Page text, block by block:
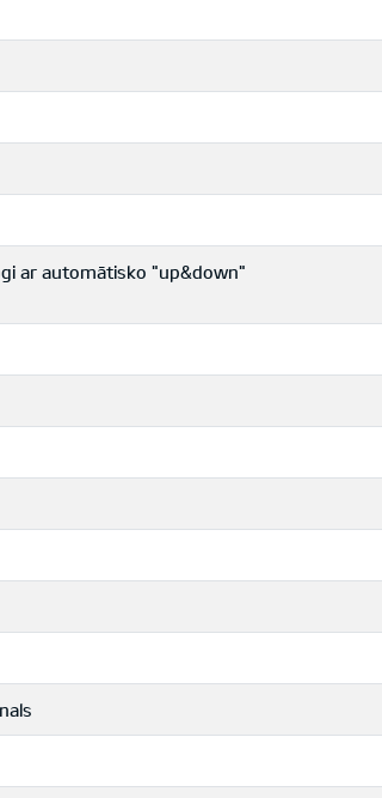
ar automātisko "up&down"